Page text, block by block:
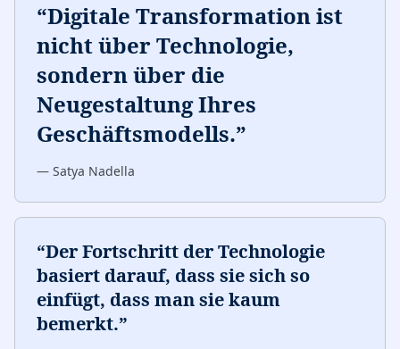
“Digitale Transformation ist
nicht über Technologie,
sondern über die
Neugestaltung Ihres
Geschäftsmodells.”
— Satya Nadella
“Der Fortschritt der Technologie
basiert darauf, dass sie sich so
einfügt, dass man sie kaum
bemerkt.”